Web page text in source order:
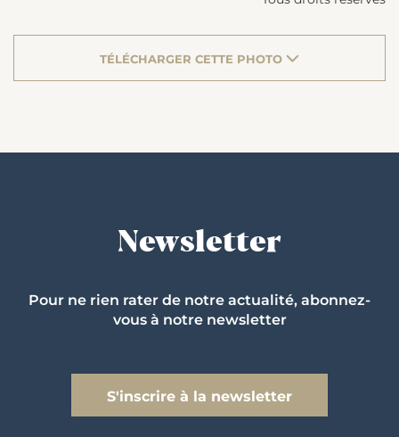
TÉLÉCHARGER CETTE PHOTO
Newsletter
Pour ne rien rater de notre actualité, abonnez-
vous à notre newsletter
S'inscrire à la newsletter